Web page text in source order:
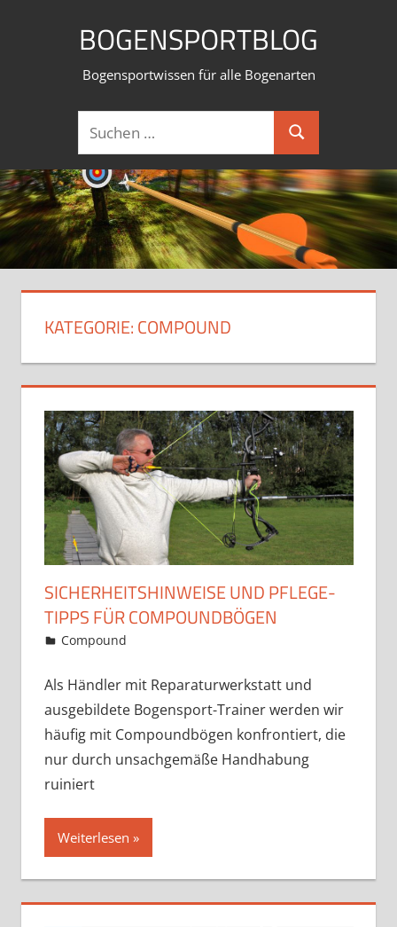
BOGENSPORTBLOG
Bogensportwissen für alle Bogenarten
Suchen
nach:
Suchen
KATEGORIE:COMPOUND
SICHERHEITSHINWEISE UND PFLEGE-
TIPPS FÜR COMPOUNDBÖGEN
2. November 2019
Martina Berg
Compound
Als Händler mit Reparaturwerkstatt und
ausgebildete Bogensport-Trainer werden wir
häufig mit Compoundbögen konfrontiert, die
nur durch unsachgemäße Handhabung
ruiniert
Weiterlesen